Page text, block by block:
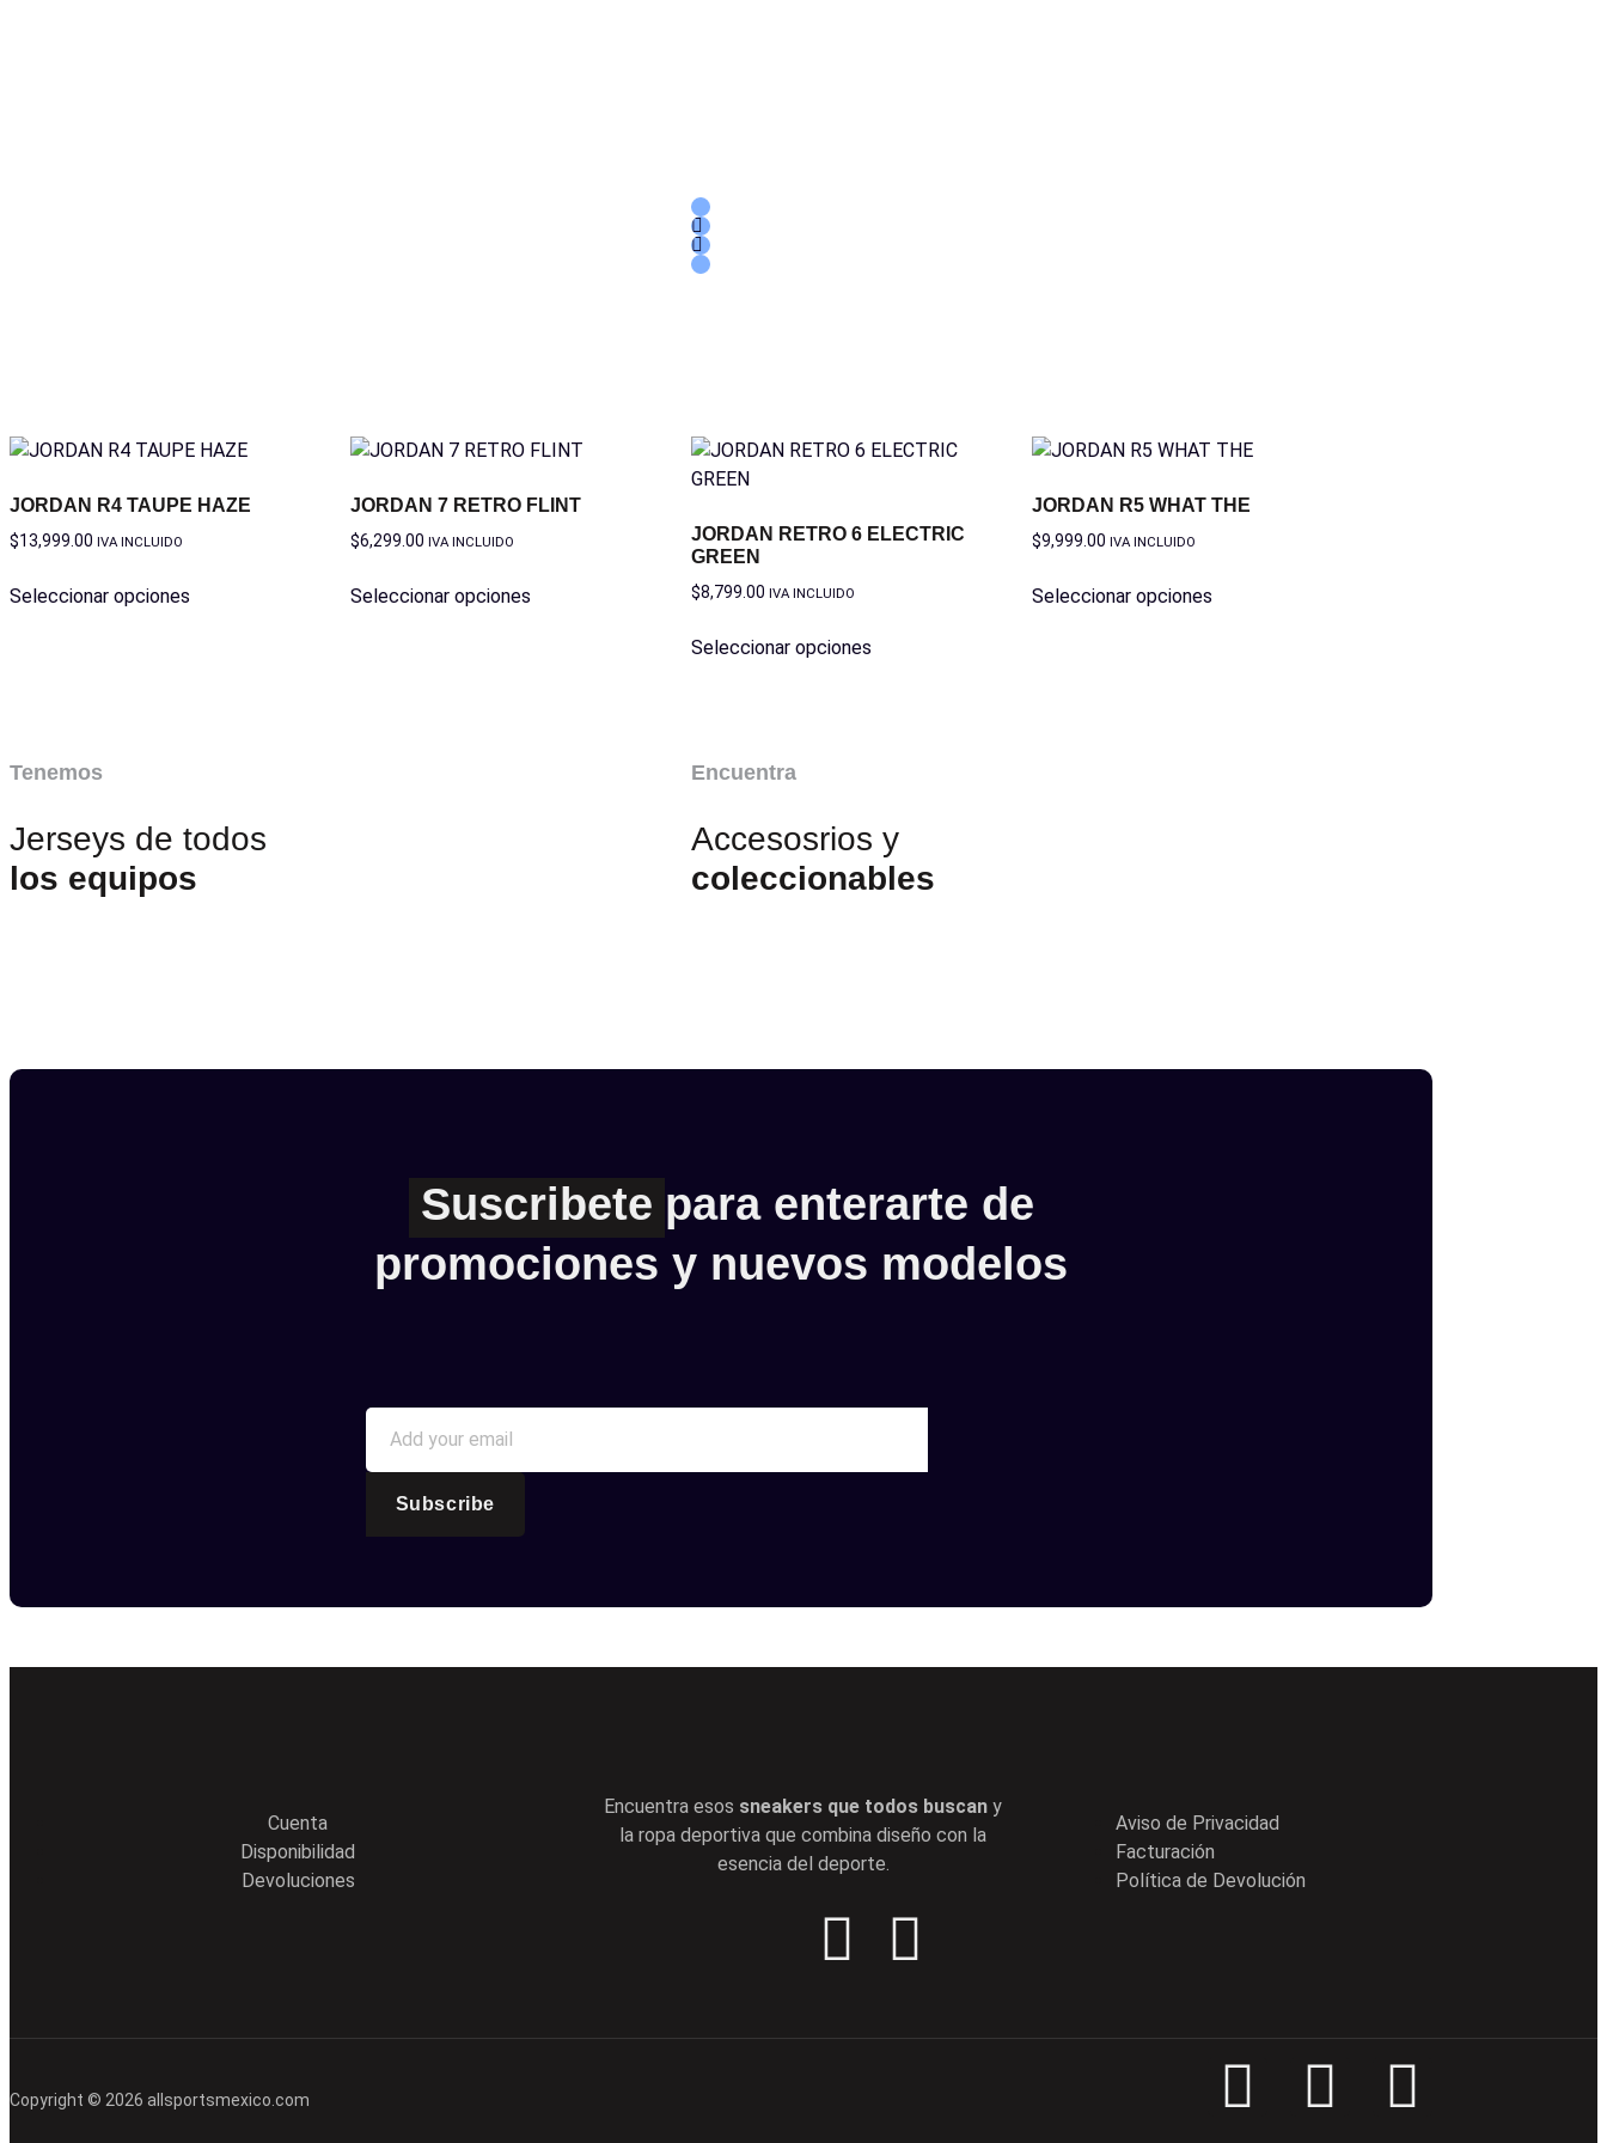
JORDAN R4 TAUPE HAZE
$13,999.00 IVA INCLUIDO
Seleccionar opciones
JORDAN 7 RETRO FLINT
$6,299.00 IVA INCLUIDO
Seleccionar opciones
JORDAN RETRO 6 ELECTRIC
GREEN
$8,799.00 IVA INCLUIDO
Seleccionar opciones
JORDAN R5 WHAT THE
$9,999.00 IVA INCLUIDO
Seleccionar opciones
Tenemos
Jerseys de todos
los equipos
Encuentra
Accesosrios y
coleccionables
Suscribete para enterarte de
promociones y nuevos modelos
Subscribe
Cuenta
Disponibilidad
Devoluciones
Encuentra esos sneakers que todos buscan y
la ropa deportiva que combina diseño con la
esencia del deporte.
Aviso de Privacidad
Facturación
Política de Devolución
Copyright © 2026 allsportsmexico.com